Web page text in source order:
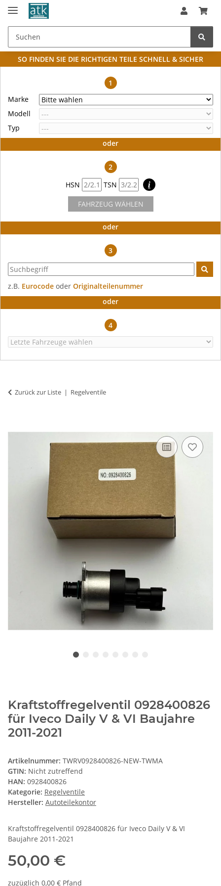
SO FINDEN SIE DIE RICHTIGEN TEILE SCHNELL & SICHER
1
Marke
Modell
Typ
oder
2
HSN
TSN i
FAHRZEUG WÄHLEN
oder
3
z.B. Eurocode oder Originalteilenummer
oder
4
Zurück zur Liste Regelventile
Kraftstoffregelventil 0928400826
für Iveco Daily V & VI Baujahre
2011-2021
Artikelnummer: TWRV0928400826-NEW-TWMA
GTIN: Nicht zutreffend
HAN: 0928400826
Kategorie: Regelventile
Hersteller: Autoteilekontor
Kraftstoffregelventil 0928400826 für Iveco Daily V & VI
Baujahre 2011-2021
50,00 €
zuzüglich 0,00 € Pfand